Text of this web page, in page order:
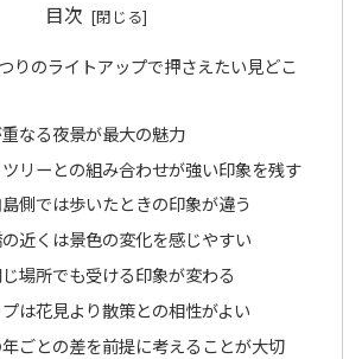
目次
りのライトアップで押さえたい見どこ
なる夜景が最大の魅力
リーとの組み合わせが強い印象を残す
側では歩いたときの印象が違う
近くは景色の変化を感じやすい
場所でも受ける印象が変わる
は花見より散策との相性がよい
ごとの差を前提に考えることが大切